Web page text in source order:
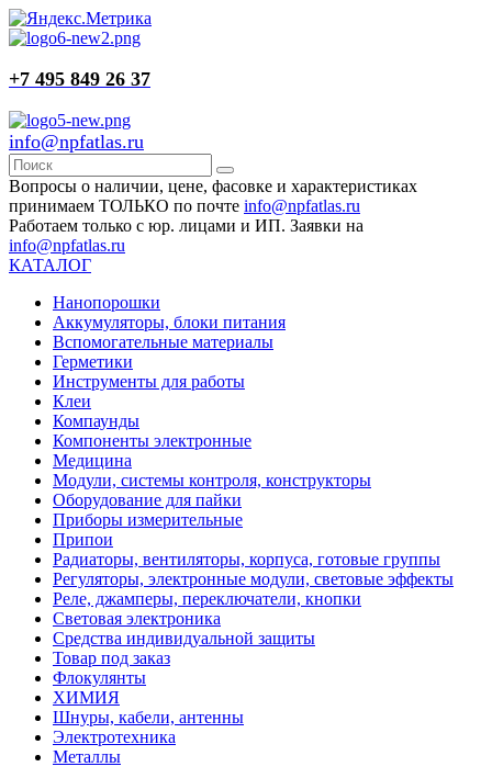
+7 495 849 26 37
info@npfatlas.ru
Вопросы о наличии, цене, фасовке и характеристиках
принимаем ТОЛЬКО по почте info@npfatlas.ru
Работаем только с юр. лицами и ИП. Заявки на
info@npfatlas.ru
КАТАЛОГ
Нанопорошки
Аккумуляторы, блоки питания
Вспомогательные материалы
Герметики
Инструменты для работы
Клеи
Компаунды
Компоненты электронные
Медицина
Модули, системы контроля, конструкторы
Оборудование для пайки
Приборы измерительные
Припои
Радиаторы, вентиляторы, корпуса, готовые группы
Регуляторы, электронные модули, световые эффекты
Реле, джамперы, переключатели, кнопки
Световая электроника
Средства индивидуальной защиты
Товар под заказ
Флокулянты
ХИМИЯ
Шнуры, кабели, антенны
Электротехника
Металлы